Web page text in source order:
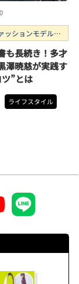
ッションモデルの
も長続き！多才
澤暁慈が実践す
”とは
ライフスタイル